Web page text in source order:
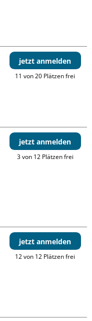
jetzt anmelden
11 von 20 Plätzen frei
jetzt anmelden
3 von 12 Plätzen frei
jetzt anmelden
12 von 12 Plätzen frei